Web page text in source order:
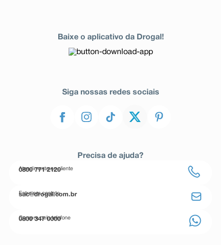
Baixe o aplicativo da Drogal!
Siga nossas redes sociais
Precisa de ajuda?
Atendimento ao cliente
0800 771 2120
Entre em contato
sac@drogal.com.br
Compre pelo telefone
0800 347 0000